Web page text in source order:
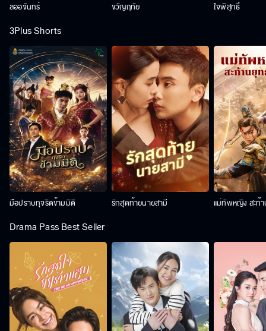
ลออจันทร์ ขวัญฤทัย ใจพิสุทธิ์
3Plus Shorts
มือปราบทุจริตข้ามมิติ รักสุดท้ายนายสามี แม่ทัพหญิง สะท้
Drama Pass Best Seller